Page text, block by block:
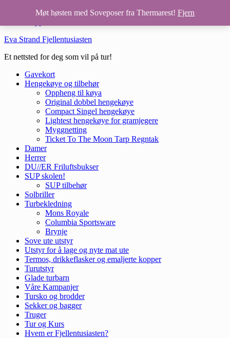
Hopp til hovedinnhold
Eva Strand Fjellentusiasten
Et nettsted for deg som vil på tur!
Gavekort
Hengekøye og tilbehør
Oppheng til køya
Original dobbel hengekøye
Compact Singel hengekøye
Lightest hengekøye for gramjegere
Myggnetting
Ticket To The Moon Tarp Regntak
Damer
Herrer
DU//ER Friluftsbukser
SUP skolen!
SUP tilbehør
Solbriller
Turbekledning
Mons Royale
Columbia Sportsware
Brynje
Sove ute utstyr
Utstyr for å lage og nyte mat ute
Termos, drikkeflasker og emaljerte kopper
Turutstyr
Glade turbarn
Våre Kampanjer
Tursko og brodder
Sekker og bagger
Truger
Tur og Kurs
Hvem er Fjellentusiasten?
Møt høsten med Soveposer fra Thermarest! Fjern